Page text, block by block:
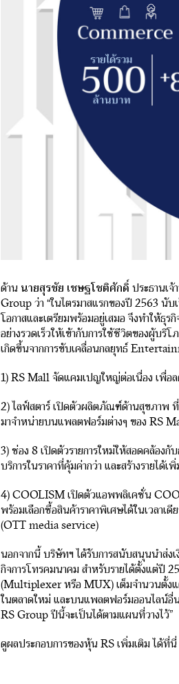
ด้าน นายสุรชัย เชษฐโชติศักดิ์ ประธานเ
Group ว่า “ในไตรมาสแรกของปี 2563 นับ
โอกาสและเตรียมพร้อมอยู่เสมอ จึงทำให้ธุร
อย่างรวดเร็วให้เข้ากับการใช้ชีวิตของผู้บริ
เกิดขึ้นจากการขับเคลื่อนกลยุทธ์
1) RS Mall จัดแคมเปญใหญ่ต่อเนื่อง เพื่อ
2) ไลฟ์สตาร์ เปิดตัวผลิตภัณฑ์ด้านสุขภาพ
มาจำหน่ายบนแพลตฟอร์มต่างๆ ของ RS
3) ช่อง 8 เปิดตัวรายการใหม่ให้สอดคล้อง
บริการในราคาที่คุ้มค่ากว่า และสร้างรายไ
4) COOLISM เปิดตัวแอพพลิเคชั่น
พร้อมเลือกซื้อสินค้าราคาพิเศษได้ในเวลาเ
(OTT media service)
นอกจากนี้ บริษัทฯ ได้รับการสนับสนุนนำส่ง
กิจการโทรคมนาคม สำหรับรายได้ตั้งแต่ปี
(Multiplexer หรือ MUX) เต็มจำนวนตั้งแ
ในตลาดใหม่ และบนแพลตฟอร์มออนไลน์อื่น
RS Group ปีนี้จะเป็นได้ตามแผนที่วางไว้”
ดูผลประกอบการของหุ้น RS เพิ่มเติม ได้ที่นี่